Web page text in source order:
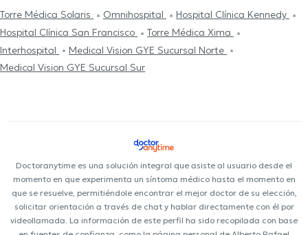
Torre Médica Solaris
Omnihospital
Hospital Clínica Kennedy
Hospital Clínica San Francisco
Torre Médica Xima
Interhospital
Medical Vision GYE Sucursal Norte
Medical Vision GYE Sucursal Sur
Doctoranytime es una solución integral que asiste al usuario desde el
momento en que experimenta un síntoma médico hasta el momento en
que se resuelve, permitiéndole encontrar el mejor doctor de su elección,
solicitar orientación a través de chat y hablar directamente con él por
videollamada. La información de este perfil ha sido recopilada con base